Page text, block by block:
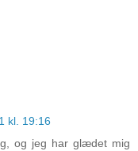
kl. 19:16
og jeg har glædet mig